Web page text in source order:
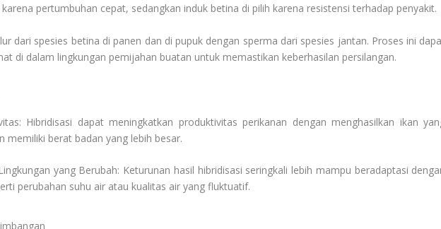
pertumbuhan cepat, sedangkan induk betina di pilih karena resistensi terhadap penyakit.
dari spesies betina di panen dan di pupuk dengan sperma dari spesies jantan. Proses ini
di dalam lingkungan pemijahan buatan untuk memastikan keberhasilan persilangan.
Hibridisasi dapat meningkatkan produktivitas perikanan dengan menghasilkan ikan
memiliki berat badan yang lebih besar.
yang Berubah: Keturunan hasil hibridisasi seringkali lebih mampu beradaptasi
perubahan suhu air atau kualitas air yang fluktuatif.